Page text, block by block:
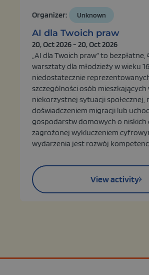
Organizer: Unknown
AI dla Twoich praw
20, Oct 2026 - 20, Oct 2026
„AI dla Twoich praw” to
warsztaty dla młodzieży w wieku
niedostatecznie
szczególności osób mieszkających
niekorzystnej sytuacji społecznej,
doświadczeniem migracji lub
gospodarstw domowych o niskich
zagrożonej wykluczeniem
wydarzenia jest rozwój
View activity